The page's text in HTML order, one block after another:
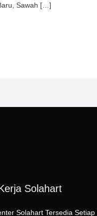
Sawah […]
Solahart
Solahart Tersedia Setiap